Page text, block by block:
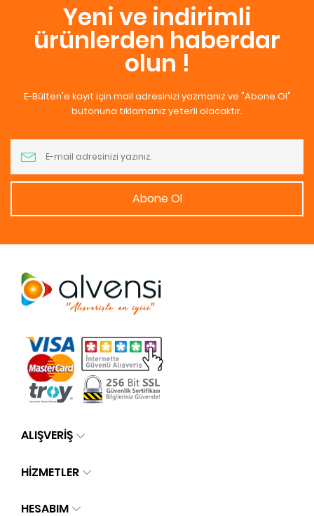
Yeni ve indirimli
ürünlerden haberdar
olun !
E-Bülten'e kayıt için mail adresinizi yazmanız ve "Abone Ol"
butonuna tıklamanız yeterli olacaktır.
Abone Ol
ALIŞVERİŞ
HİZMETLER
HESABIM